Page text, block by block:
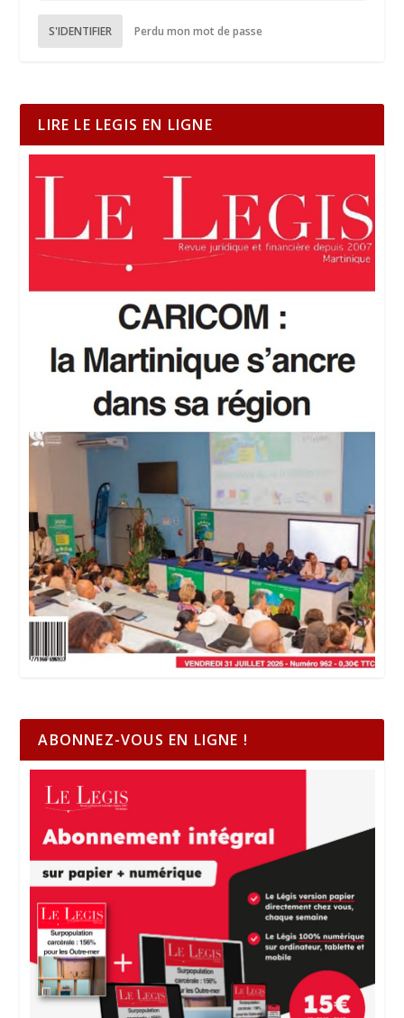
S'IDENTIFIER Perdu mon mot de passe
LIRE LE LEGIS EN LIGNE
ABONNEZ-VOUS EN LIGNE !